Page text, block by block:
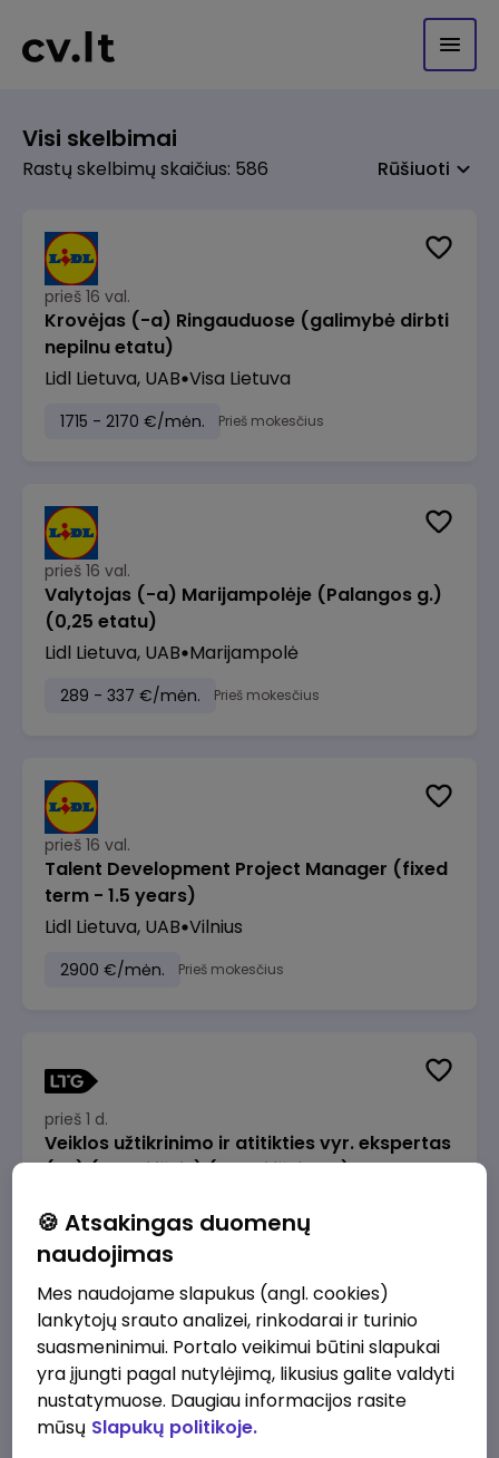
Visi skelbimai
Rastų skelbimų skaičius: 586 Rūšiuoti
prieš 16 val.
Krovėjas (-a) Ringauduose (galimybė dirbti
nepilnu etatu)
Lidl Lietuva, UAB Visa Lietuva
1715 - 2170 €/mėn. Prieš mokesčius
prieš 16 val.
Valytojas (-a) Marijampolėje (Palangos g.)
(0,25 etatu)
Lidl Lietuva, UAB Marijampolė
289 - 337 €/mėn. Prieš mokesčius
prieš 16 val.
Talent Development Project Manager (fixed
term - 1.5 years)
Lidl Lietuva, UAB Vilnius
2900 €/mėn. Prieš mokesčius
prieš 1 d.
Veiklos užtikrinimo ir atitikties vyr. ekspertas
(-ė) (Radviliškis) (Radviliškis, LT)
2610 - 3910 €/mėn.
prieš 1 d.
Veiklos užtikrinimo ir atitikties vyr. ekspertas
(-ė) (Kaunas) (Kaunas, LT)
🍪 Atsakingas duomenų
naudojimas
Mes naudojame slapukus (angl. cookies)
lankytojų srauto analizei, rinkodarai ir turinio
suasmeninimui. Portalo veikimui būtini slapukai
yra įjungti pagal nutylėjimą, likusius galite valdyti
nustatymuose. Daugiau informacijos rasite
mūsų Slapukų politikoje.